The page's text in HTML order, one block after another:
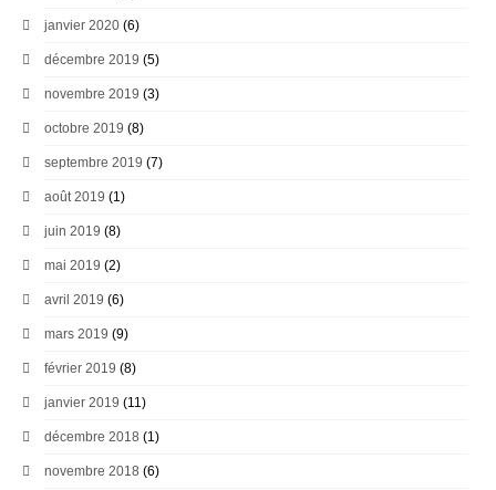
janvier 2020 (6)
décembre 2019 (5)
novembre 2019 (3)
octobre 2019 (8)
septembre 2019 (7)
août 2019 (1)
juin 2019 (8)
mai 2019 (2)
avril 2019 (6)
mars 2019 (9)
février 2019 (8)
janvier 2019 (11)
décembre 2018 (1)
novembre 2018 (6)